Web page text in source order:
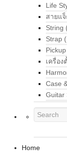
Life
สายแ
String
Strap
เครื่อง
Case
Guitar
Home